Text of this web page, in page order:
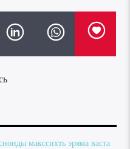
макссихть эряма васта